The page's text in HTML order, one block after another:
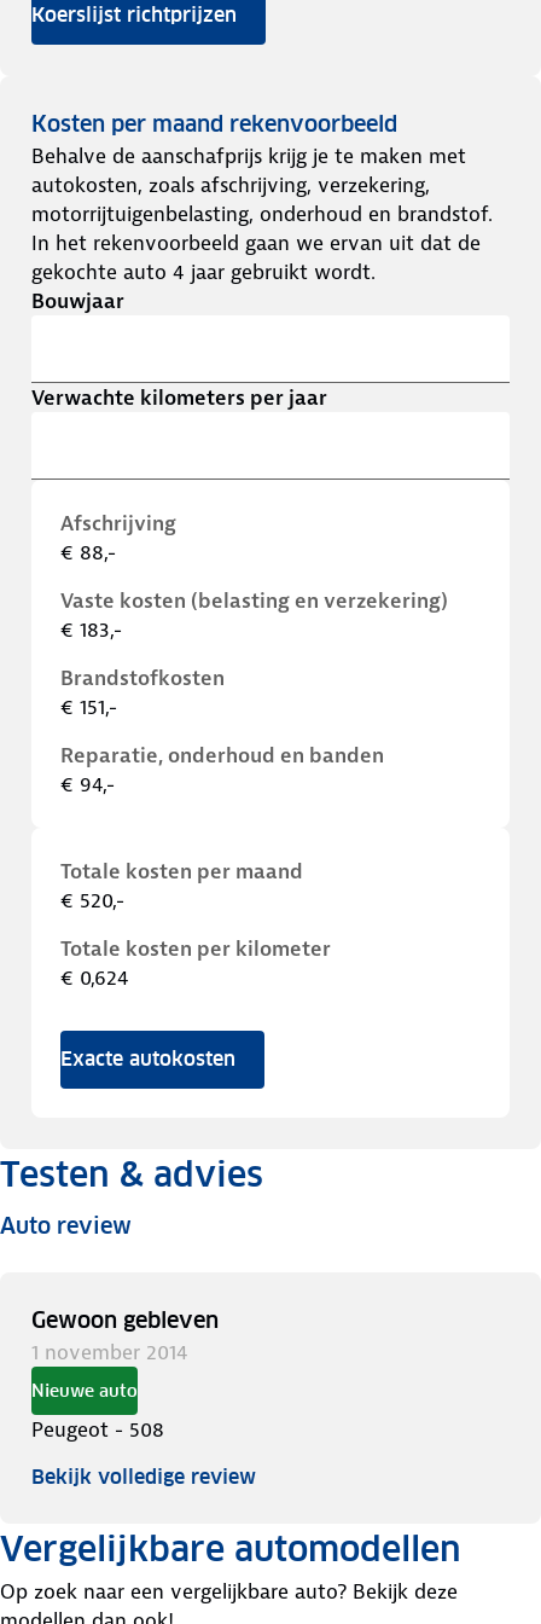
Koerslijst richtprijzen
Kosten per maand rekenvoorbeeld
Behalve de aanschafprijs krijg je te maken met
autokosten, zoals afschrijving, verzekering,
motorrijtuigenbelasting, onderhoud en brandstof.
In het rekenvoorbeeld gaan we ervan uit dat de
gekochte auto 4 jaar gebruikt wordt.
Bouwjaar
Verwachte kilometers per jaar
Afschrijving
€ 88,-
Vaste kosten (belasting en verzekering)
€ 183,-
Brandstofkosten
€ 151,-
Reparatie, onderhoud en banden
€ 94,-
Totale kosten per maand
€ 520,-
Totale kosten per kilometer
€ 0,624
Exacte autokosten
Testen & advies
Auto review
Gewoon gebleven
1 november 2014
Nieuwe auto
Peugeot - 508
Bekijk volledige review
Vergelijkbare automodellen
Op zoek naar een vergelijkbare auto? Bekijk deze